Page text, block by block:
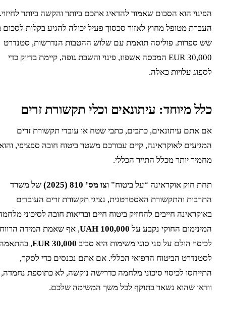
הוא הסכום שאמור להדאיג אתכם ביותר והקשה ביותר לחיזוי.
מטופל מחוץ לאזור סכסוך פעיל יכולה להגיע בקלות לסכום בן
ספרות. פוליסה תואמת עם שלוש ההטבות הנדרשות, סטנדרט
30,000 EUR המכסה אשפוז, פינוי והשבת גופה, קיימת בדיוק כדי
עלויות כאלה.
מיוחד: עיתונאים וכלי תקשורת זרים
אתם עיתונאים, כתבים, כתבי שטח או עובדי תקשורת זרים
לאוקראינה, קיים עבורכם משטר ביטוח חובה ספציפי, והוא
יותר מכלל התייר הכללי.
חוק אוקראינה “על ביטוח” וצו מס’ 810 (2025)
של משרד
והתקשורת האסטרטגית, נציגי תקשורת זרים העובדים
חייבים להחזיק ביטוח חיים ובריאות חובה לסיכוני מלחמה.
החוקי נקבע על100,000 UAH
, אף שאמת המידה הרווחת
הולם על פני סוגי משימות היא סביב30,000 EUR
, בהתאמה
הביטוח הרפואי הכללי. אם אתם נכנסים כדי לסקר,
לכיסוי סיכוני מלחמה כדרישה נוקשה, לא כתוספת נחמדה,
שהוא נשאר בתוקף לכל משך המשימה שלכם.